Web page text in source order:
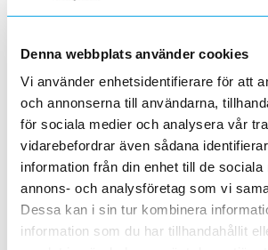
Denna webbplats använder cookies
Vi använder enhetsidentifierare för att
och annonserna till användarna,
för sociala medier och analysera vår
vidarebefordrar även sådana
information från din enhet till de sociala
annons- och analysföretag som vi
Dessa kan i sin tur kombinera
information som du har tillhandahållit
2022-04-01
Förändrade priser 2022-05-01
2022-03-31
Med anledning av stigande råvarupriser.
Ecovadis ger Elektroskandia högsta
hållbarhetsarbete
2022-03-21
Elektroskandia högsta möjliga betyg, Platina,
hållbarhetsarbete.
Med anledning av Rysslands invasion av